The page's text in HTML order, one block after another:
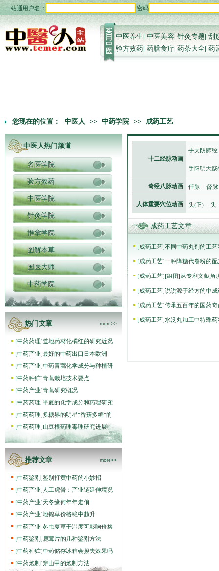
一站通用户名： 密码
中医养生|中医美容|针灸专题|刮
验方效药| 药膳食疗| 药茶大全| 药
您现在的位置： 中医人 >> 中药学院 >> 成药工艺
中医人热门频道
名医学院
验方效药
中医学院
针灸学院
推拿学院
图解本草
国医大师
中药学院
热门文章 more>>
[中药药理]道地药材化橘红的研究近况
[中药产业]最好的中药出口日本欧洲
[中药产业]中药青蒿化学成分与种植研
[中药种贮]青蒿栽培技术要点
[中药产业]青蒿研究概况
[中药药理]半夏的化学成分和药理研究
[中药药理]多糖界的明星"香菇多糖"的
[中药药理]山豆根药理毒理研究进展
推荐文章 more>>
[中药鉴别]鉴别打黄中药的小妙招
[中药产业] 人工虎骨：产业链延伸境况
[中药产业]天冬缘何年年走俏
[中药产业]地锦草价格稳中趋升
[中药产业]冬虫夏草干湿度可影响价格
[中药鉴别]鹿茸片的几种鉴别方法
[中药种贮]中药储存冰箱会损失效果吗
[中药炮制]穿山甲的炮制方法
十二经脉动画
手太阴肺经
手阳明大肠
奇经八脉动画 任脉 督脉
人体重要穴位动画 头(正) 头
成药工艺文章
[成药工艺]不同中药丸剂的工
[成药工艺]一种降糖代餐粉的
[成药工艺][组图]从专利文献角
[成药工艺]说说源于经方的中成
[成药工艺]传承五百年的国药
[成药工艺]水泛丸加工中特殊